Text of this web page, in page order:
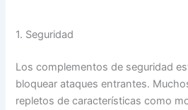
1. Seguridad
Los complementos de seguridad
bloquear ataques entrantes.
repletos de características como